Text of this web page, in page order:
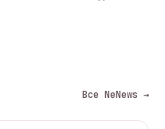
Все NeNews →